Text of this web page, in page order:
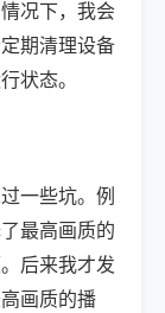
况下，我会
期清理设备
状态。
一些坑。例
最高画质的
后来我才发
画质的播